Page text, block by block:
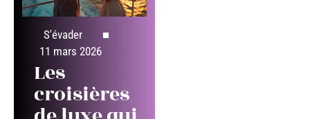
S'évader
11 mars 2026
Les
croisières